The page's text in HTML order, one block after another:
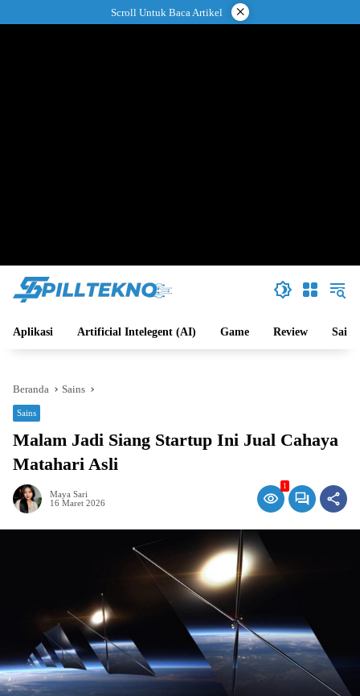
ke
Scroll Untuk Baca Artikel ×
Aplikasi Artificial Intelegent (AI) Game Review Sains
Beranda Sains
Sains
Malam Jadi Siang Startup Ini Jual Cahaya
Matahari Asli
Maya Sari
16 Maret 2026
1